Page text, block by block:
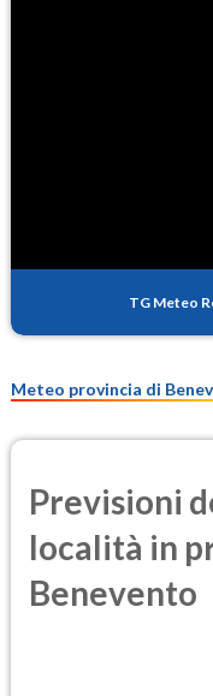
TG Meteo
Meteo provincia di
Previsioni
località in
Benevento